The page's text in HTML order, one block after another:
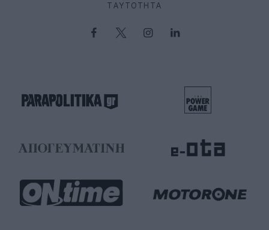
ΤΑΥΤΌΤΗΤΑ